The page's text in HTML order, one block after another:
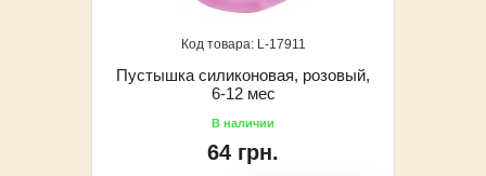
17911
Пустышка силиконовая, розовый,
6-12 мес
64 грн.